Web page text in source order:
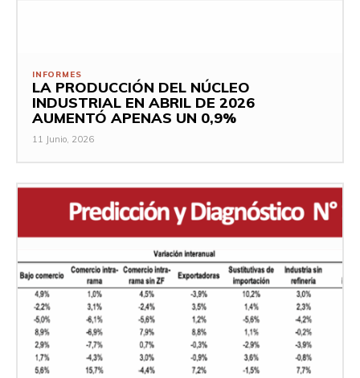
INFORMES
LA PRODUCCIÓN DEL NÚCLEO
INDUSTRIAL EN ABRIL DE 2026
AUMENTÓ APENAS UN 0,9%
11 Junio, 2026